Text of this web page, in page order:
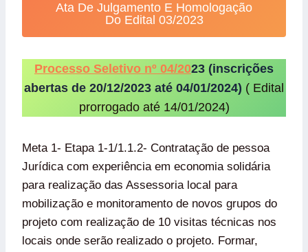
Ata De Julgamento E Homologação
Do Edital 03/2023
Processo Seletivo nº 04/2023 (inscrições
abertas de 20/12/2023 até 04/01/2024) ( Edital
prorrogado até 14/01/2024)
Meta 1- Etapa 1-1/1.1.2- Contratação de pessoa
Jurídica com experiência em economia solidária
para realização das Assessoria local para
mobilização e monitoramento de novos grupos do
projeto com realização de 10 visitas técnicas nos
locais onde serão realizado o projeto. Formar,